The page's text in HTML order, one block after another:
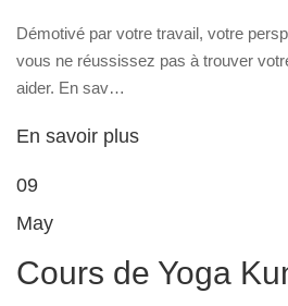
Démotivé par votre travail, votre
vous ne réussissez pas à trouver
aider. En sav…
En savoir plus
09
May
Cours de Yoga